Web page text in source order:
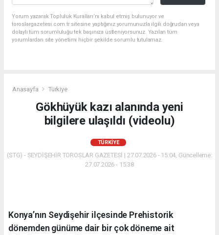
Yorum yazarak Topluluk Kuralları’nı kabul etmiş bulunuyor ve
toroslargazetesi.com.tr sitesine yaptığınız yorumunuzla ilgili doğrudan veya
dolaylı tüm sorumluluğu tek başınıza üstleniyorsunuz. Yazılan tüm
yorumlardan site yönetimi hiçbir şekilde sorumlu tutulamaz.
Anasayfa Türkiye
Gökhüyük kazı alanında yeni
bilgilere ulaşıldı (videolu)
TÜRKIYE
(STG) - SEYDİŞEHİR TOROSLAR GAZETESİ | 27.07.2026 - 15:04, Güncelleme:
27.07.2026 - 15:38
Konya’nın Seydişehir ilçesinde Prehistorik
dönemden günüme dair bir çok döneme ait